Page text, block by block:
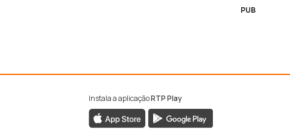
PUB
Instala a aplicaçãoRTP Play